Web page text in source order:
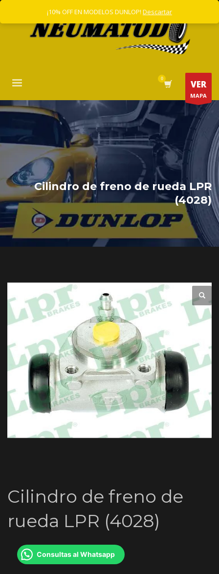
VER
MAPA
Cilindro de freno de rueda LPR
(4028)
Cilindro de freno de
rueda LPR (4028)
Consultas al Whatsapp
¡10% OFF EN MODELOS DUNLOP! Descartar